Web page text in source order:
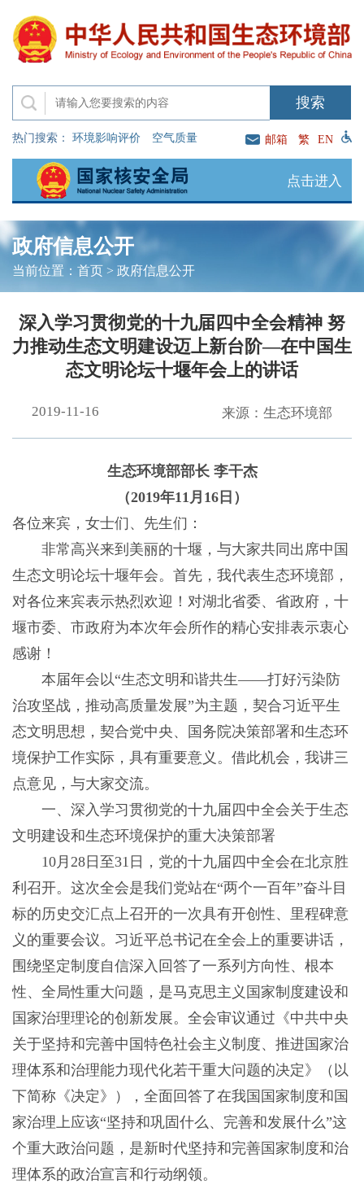
热门搜索： 环境影响评价 空气质量 邮箱 繁 EN
点击进入
政府信息公开
当前位置： 首页> 政府信息公开
深入学习贯彻党的十九届四中全会精神 努
力推动生态文明建设迈上新台阶—在中国生
态文明论坛十堰年会上的讲话
2019-11-16 来源：生态环境部
生态环境部部长 李干杰
（2019年11月16日）
各位来宾，女士们、先生们：
非常高兴来到美丽的十堰，与大家共同出席中国
生态文明论坛十堰年会。首先，我代表生态环境部，
对各位来宾表示热烈欢迎！对湖北省委、省政府，十
堰市委、市政府为本次年会所作的精心安排表示衷心
感谢！
本届年会以“生态文明和谐共生——打好污染防
治攻坚战，推动高质量发展”为主题，契合习近平生
态文明思想，契合党中央、国务院决策部署和生态环
境保护工作实际，具有重要意义。借此机会，我讲三
点意见，与大家交流。
一、深入学习贯彻党的十九届四中全会关于生态
文明建设和生态环境保护的重大决策部署
10月28日至31日，党的十九届四中全会在北京胜
利召开。这次全会是我们党站在“两个一百年”奋斗目
标的历史交汇点上召开的一次具有开创性、里程碑意
义的重要会议。习近平总书记在全会上的重要讲话，
围绕坚定制度自信深入回答了一系列方向性、根本
性、全局性重大问题，是马克思主义国家制度建设和
国家治理理论的创新发展。全会审议通过《中共中央
关于坚持和完善中国特色社会主义制度、推进国家治
理体系和治理能力现代化若干重大问题的决定》（以
下简称《决定》），全面回答了在我国国家制度和国
家治理上应该“坚持和巩固什么、完善和发展什么”这
个重大政治问题，是新时代坚持和完善国家制度和治
理体系的政治宣言和行动纲领。